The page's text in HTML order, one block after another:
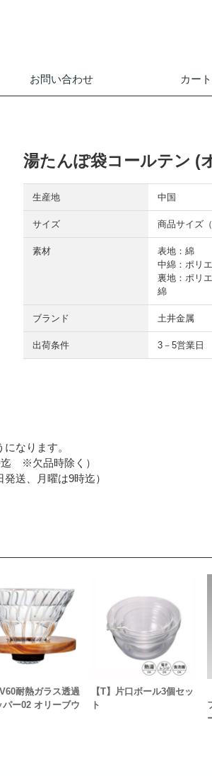
お問い合わせ カー
湯たんぽ袋コールテン (
生産地 中国
サイズ 商品サイズ
素材
表地：綿
中綿：ポリ
裏地：ポリ
綿
ブランド 土井金属
出荷条件 3－5営業日
なります。
※欠品時除く）
送、月曜は9時迄）
V60耐熱ガラス透過
パー02 オリーブウ
【T】片口ボール3個セッ
ト